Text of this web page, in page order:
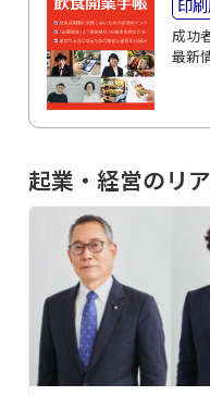
印
成功
最新
起業・経営のリ